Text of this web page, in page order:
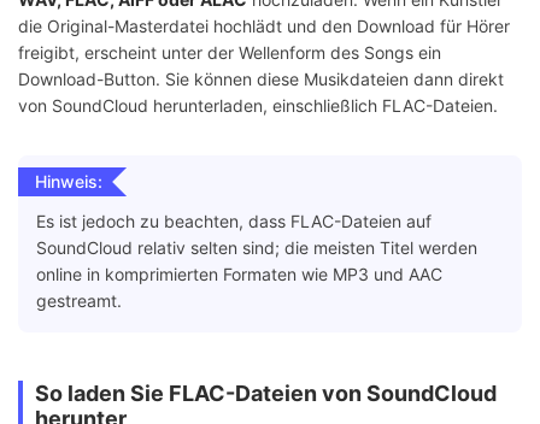
die Original-Masterdatei hochlädt und den Download für Hörer
freigibt, erscheint unter der Wellenform des Songs ein
Download-Button. Sie können diese Musikdateien dann direkt
von SoundCloud herunterladen, einschließlich FLAC-Dateien.
Hinweis:
Es ist jedoch zu beachten, dass FLAC-Dateien auf
SoundCloud relativ selten sind; die meisten Titel werden
online in komprimierten Formaten wie MP3 und AAC
gestreamt.
So laden Sie FLAC-Dateien von SoundCloud
herunter